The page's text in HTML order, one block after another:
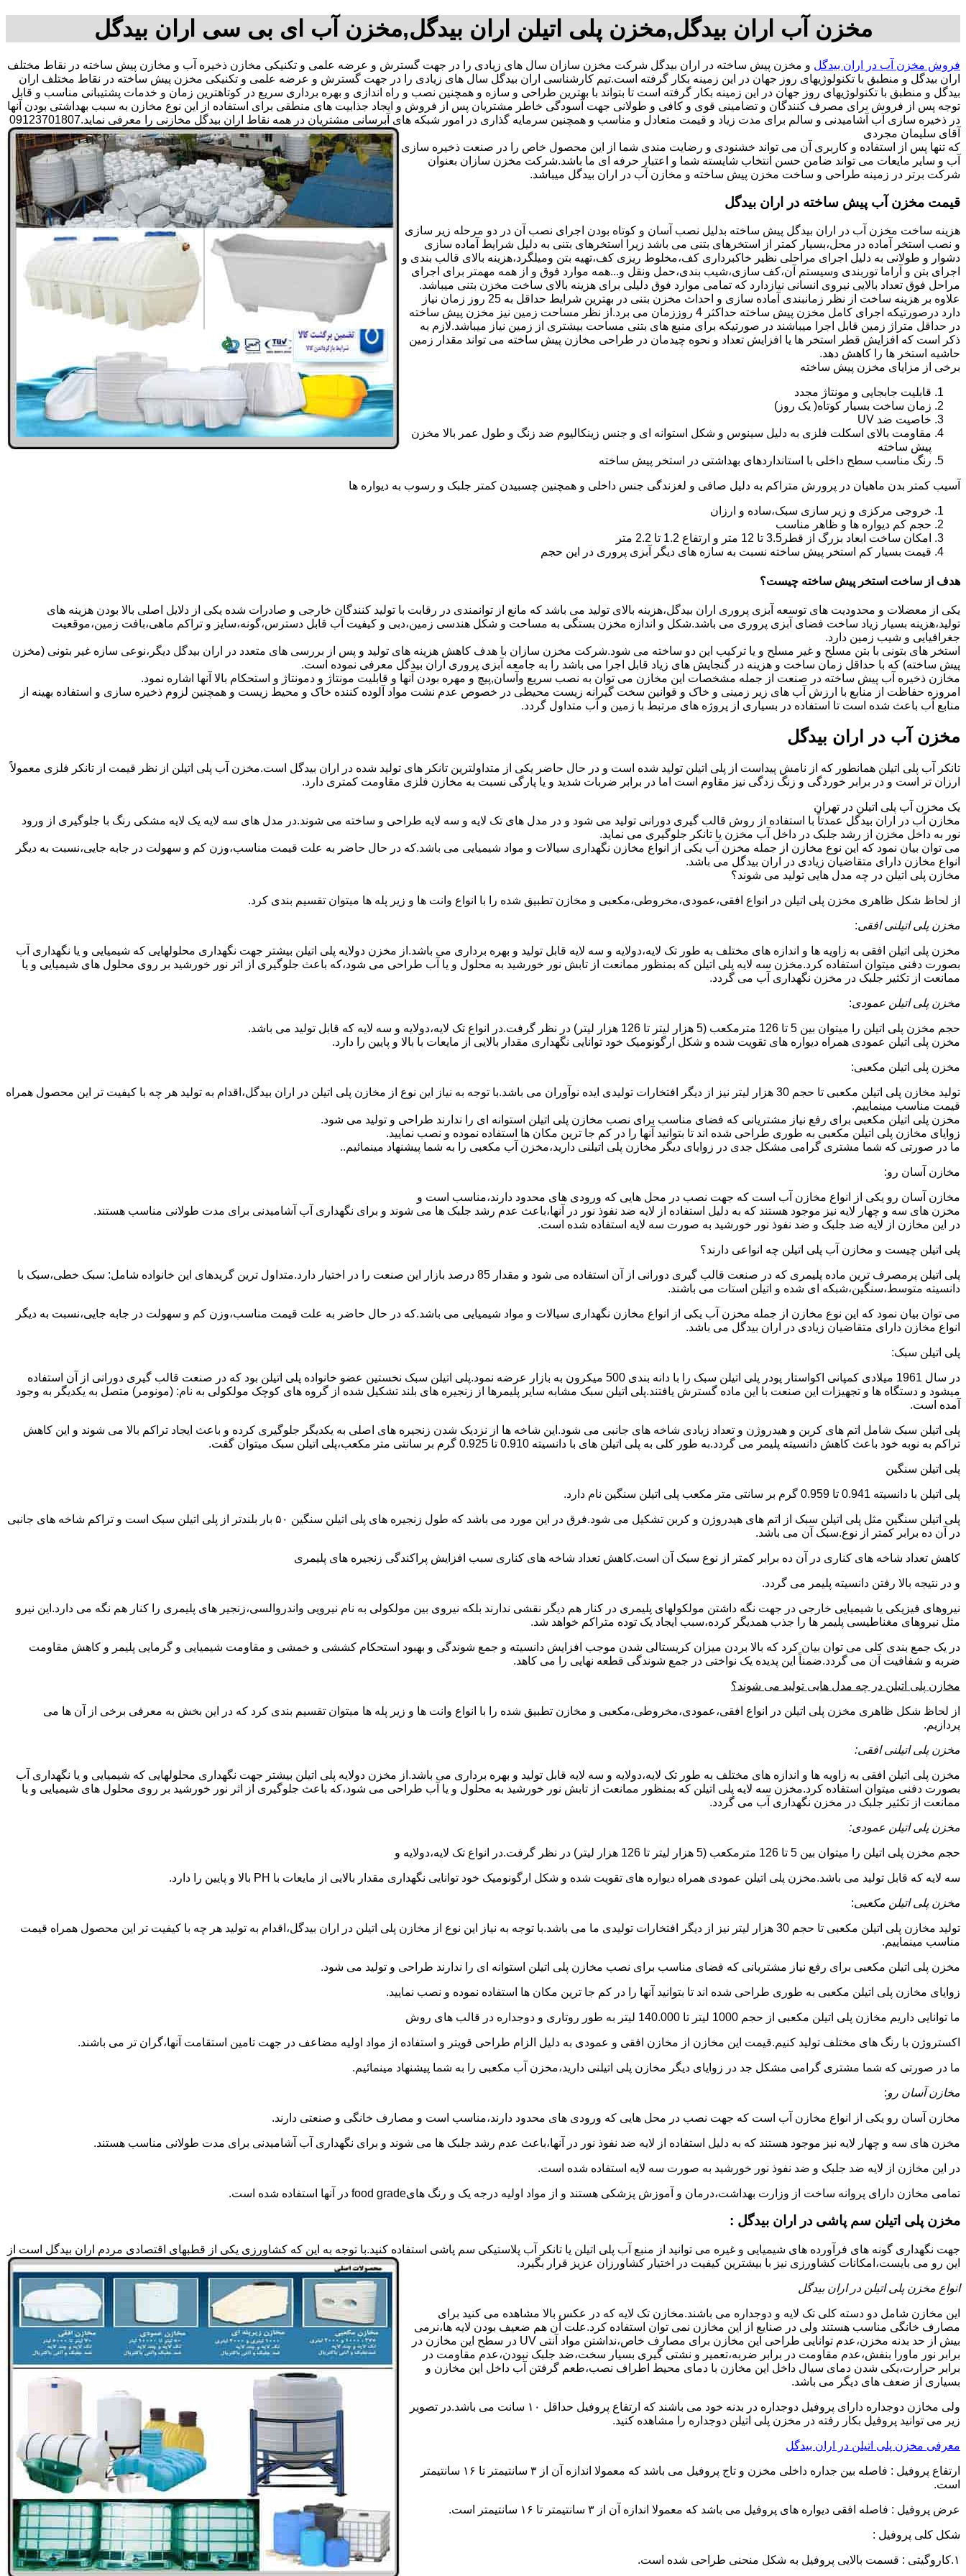
مخزن آب اران بیدگل,مخزن پلی اتیلن اران بیدگل,مخزن آب ای بی سی اران بیدگل
فروش مخزن آب در اران بیدگل و مخزن پیش ساخته در اران بیدگل شرکت مخزن سازان سال های زیادی را در جهت گسترش و عرضه علمی و تکنیکی مخازن ذخیره آب و مخازن پیش ساخته در نقاط مختلف
اران بیدگل و منطبق با تکنولوژیهای روز جهان در این زمینه بکار گرفته است.تیم کارشناسی اران بیدگل سال های زیادی را در جهت گسترش و عرضه علمی و تکنیکی مخزن پیش ساخته در نقاط مختلف اران
بیدگل و منطبق با تکنولوژیهای روز جهان در این زمینه بکار گرفته است تا بتواند با بهترین طراحی و سازه و همچنین نصب و راه اندازی و بهره برداری سریع در کوتاهترین زمان و خدمات پشتیبانی مناسب و قابل
توجه پس از فروش برای مصرف کنندگان و تضامینی قوی و کافی و طولانی جهت آسودگی خاطر مشتریان پس از فروش و ایجاد جذابیت های منطقی برای استفاده از این نوع مخازن به سبب بهداشتی بودن آنها
در ذخیره سازی آب آشامیدنی و سالم برای مدت زیاد و قیمت متعادل و مناسب و همچنین سرمایه گذاری در امور شبکه های آبرسانی مشتریان در همه نقاط اران بیدگل مخازنی را معرفی نماید.09123701807
آقای سلیمان مجردی
که تنها پس از استفاده و کاربری آن می تواند خشنودی و رضایت مندی شما از این محصول خاص را در صنعت ذخیره سازی
آب و سایر مایعات می تواند ضامن حسن انتخاب شایسته شما و اعتبار حرفه ای ما باشد.شرکت مخزن سازان بعنوان
شرکت برتر در زمینه طراحی و ساخت مخزن پیش ساخته و مخازن آب در اران بیدگل میباشد.
قیمت مخزن آب پیش ساخته در اران بیدگل
هزینه ساخت مخزن آب در اران بیدگل پیش ساخته بدلیل نصب آسان و کوتاه بودن اجرای نصب آن در دو مرحله زیر سازی
و نصب استخر آماده در محل،بسیار کمتر از استخرهای بتنی می باشد زیرا استخرهای بتنی به دلیل شرایط آماده سازی
دشوار و طولانی به دلیل اجرای مراحلی نظیر خاکبرداری کف،مخلوط ریزی کف،تهیه بتن ومیلگرد،هزینه بالای قالب بندی و
اجرای بتن و آراما توربندی وسیستم آن،کف سازی،شیب بندی،حمل ونقل و...همه موارد فوق و از همه مهمتر برای اجرای
مراحل فوق تعداد بالایی نیروی انسانی نیازدارد که تمامی موارد فوق دلیلی برای هزینه بالای ساخت مخزن بتنی میباشد.
علاوه بر هزینه ساخت از نظر زمانبندی آماده سازی و احداث مخزن بتنی در بهترین شرایط حداقل به 25 روز زمان نیاز
دارد درصورتیکه اجرای کامل مخزن پیش ساخته حداکثر 4 روززمان می برد.از نظر مساحت زمین نیز مخزن پیش ساخته
در حداقل متراژ زمین قابل اجرا میباشند در صورتیکه برای منبع های بتنی مساحت بیشتری از زمین نیاز میباشد.لازم به
ذکر است که افزایش قطر استخر ها یا افزایش تعداد و نحوه چیدمان در طراحی مخازن پیش ساخته می تواند مقدار زمین
حاشیه استخر ها را کاهش دهد.
برخی از مزایای مخزن پیش ساخته
قابلیت جابجایی و مونتاژ مجدد
زمان ساخت بسیار کوتاه( یک روز)
خاصیت ضد UV
مقاومت بالای اسکلت فلزی به دلیل سینوس و شکل استوانه ای و جنس زینکالیوم ضد زنگ و طول عمر بالا مخزن
پیش ساخته
رنگ مناسب سطح داخلی با استانداردهای بهداشتی در استخر پیش ساخته
آسیب کمتر بدن ماهیان در پرورش متراکم به دلیل صافی و لغزندگی جنس داخلی و همچنین چسبیدن کمتر جلبک و رسوب به دیواره ها
خروجی مرکزی و زیر سازی سبک،ساده و ارزان
حجم کم دیواره ها و ظاهر مناسب
امکان ساخت ابعاد بزرگ از قطر3.5 تا 12 متر و ارتفاع 1.2 تا 2.2 متر
قیمت بسیار کم استخر پیش ساخته نسبت به سازه های دیگر آبزی پروری در این حجم
هدف از ساخت استخر پیش ساخته چیست؟
یکی از معضلات و محدودیت های توسعه آبزی پروری اران بیدگل،هزینه بالای تولید می باشد که مانع از توانمندی در رقابت با تولید کنندگان خارجی و صادرات شده یکی از دلایل اصلی بالا بودن هزینه های
تولید،هزینه بسیار زیاد ساخت فضای آبزی پروری می باشد.شکل و اندازه مخزن بستگی به مساحت و شکل هندسی زمین،دبی و کیفیت آب قابل دسترس،گونه،سایز و تراکم ماهی،بافت زمین،موقعیت
جغرافیایی و شیب زمین دارد.
استخر های بتونی با بتن مسلح و غیر مسلح و یا ترکیب این دو ساخته می شود.شرکت مخزن سازان با هدف کاهش هزینه های تولید و پس از بررسی های متعدد در اران بیدگل دیگر،نوعی سازه غیر بتونی (مخزن
پیش ساخته) که با حداقل زمان ساخت و هزینه در گنجایش های زیاد قابل اجرا می باشد را به جامعه آبزی پروری اران بیدگل معرفی نموده است.
مخازن ذخیره آب پیش ساخته در صنعت از جمله مشخصات این مخازن می توان به نصب سریع وآسان,پیچ و مهره بودن آنها و قابلیت مونتاژ و دمونتاژ و استحکام بالا آنها اشاره نمود.
امروزه حفاظت از منابع با ارزش آب های زیر زمینی و خاک و قوانین سخت گیرانه زیست محیطی در خصوص عدم نشت مواد آلوده کننده خاک و محیط زیست و همچنین لزوم ذخیره سازی و استفاده بهینه از
منابع آب باعث شده است تا استفاده در بسیاری از پروژه های مرتبط با زمین و آب متداول گردد.
مخزن آب در اران بیدگل
تانکر آب پلی اتیلن همانطور که از نامش پیداست از پلی اتیلن تولید شده است و در حال حاضر یکی از متداولترین تانکر های تولید شده در اران بیدگل است.مخزن آب پلی اتیلن از نظر قیمت از تانکر فلزی معمولاً
ارزان تر است و در برابر خوردگی و زنگ زدگی نیز مقاوم است اما در برابر ضربات شدید و یا پارگی نسبت به مخازن فلزی مقاومت کمتری دارد.
یک مخزن آب پلی اتیلن در تهران
مخازن آب در اران بیدگل عمدتاً با استفاده از روش قالب گیری دورانی تولید می شود و در مدل های تک لایه و سه لایه طراحی و ساخته می شوند.در مدل های سه لایه یک لایه مشکی رنگ با جلوگیری از ورود
نور به داخل مخزن از رشد جلبک در داخل آب مخزن یا تانکر جلوگیری می نماید.
می توان بیان نمود که این نوع مخازن از جمله مخزن آب یکی از انواع مخازن نگهداری سیالات و مواد شیمیایی می باشد.که در حال حاضر به علت قیمت مناسب،وزن کم و سهولت در جابه جایی،نسبت به دیگر
انواع مخازن دارای متقاضیان زیادی در اران بیدگل می باشد.
مخازن پلی اتیلن در چه مدل هایی تولید می شوند؟
از لحاظ شکل ظاهری مخزن پلی اتیلن در انواع افقی،عمودی،مخروطی،مکعبی و مخازن تطبیق شده را با انواع وانت ها و زیر پله ها میتوان تقسیم بندی کرد.
مخزن پلی اتیلنی افقی:
مخزن پلی اتیلن افقی به زاویه ها و اندازه های مختلف به طور تک لایه،دولایه و سه لایه قابل تولید و بهره برداری می باشد.از مخزن دولایه پلی اتیلن بیشتر جهت نگهداری محلولهایی که شیمیایی و یا نگهداری آب
بصورت دفنی میتوان استفاده کرد.مخزن سه لایه پلی اتیلن که بمنظور ممانعت از تابش نور خورشید به محلول و یا آب طراحی می شود،که باعث جلوگیری از اثر نور خورشید بر روی محلول های شیمیایی و یا
ممانعت از تکثیر جلبک در مخزن نگهداری آب می گردد.
مخزن پلی اتیلن عمودی:
حجم مخزن پلی اتیلن را میتوان بین 5 تا 126 مترمکعب (5 هزار لیتر تا 126 هزار لیتر) در نظر گرفت.در انواع تک لایه،دولایه و سه لایه که قابل تولید می باشد.
مخزن پلی اتیلن عمودی همراه دیواره های تقویت شده و شکل ارگونومیک خود توانایی نگهداری مقدار بالایی از مایعات با بالا و پایین را دارد.
مخزن پلی اتیلن مکعبی:
تولید مخازن پلی اتیلن مکعبی تا حجم 30 هزار لیتر نیز از دیگر افتخارات تولیدی ایده نوآوران می باشد.با توجه به نیاز این نوع از مخازن پلی اتیلن در اران بیدگل،اقدام به تولید هر چه با کیفیت تر این محصول همراه
قیمت مناسب مینماییم.
مخزن پلی اتیلن مکعبی برای رفع نیاز مشتریانی که فضای مناسب برای نصب مخازن پلی اتیلن استوانه ای را ندارند طراحی و تولید می شود.
زوایای مخازن پلی اتیلن مکعبی به طوری طراحی شده اند تا بتوانید آنها را در کم جا ترین مکان ها استفاده نموده و نصب نمایید.
ما در صورتی که شما مشتری گرامی مشکل جدی در زوایای دیگر مخازن پلی اتیلنی دارید،مخزن آب مکعبی را به شما پیشنهاد مینمائیم..
مخازن آسان رو:
مخازن آسان رو یکی از انواع مخازن آب است که جهت نصب در محل هایی که ورودی های محدود دارند،مناسب است و
مخزن های سه و چهار لایه نیز موجود هستند که به دلیل استفاده از لایه ضد نفوذ نور در آنها،باعث عدم رشد جلبک ها می شوند و برای نگهداری آب آشامیدنی برای مدت طولانی مناسب هستند.
در این مخازن از لایه ضد جلبک و ضد نفوذ نور خورشید به صورت سه لایه استفاده شده است.
پلی اتیلن چیست و مخازن آب پلی اتیلن چه انواعی دارند؟
پلی اتیلن پرمصرف ترین ماده پلیمری که در صنعت قالب گیری دورانی از آن استفاده می شود و مقدار 85 درصد بازار این صنعت را در اختیار دارد.متداول ترین گریدهای این خانواده شامل: سبک خطی،سبک با
دانسیته متوسط،سنگین،شبکه ای شده و اتیلن استات می باشند.
می توان بیان نمود که این نوع مخازن از جمله مخزن آب یکی از انواع مخازن نگهداری سیالات و مواد شیمیایی می باشد.که در حال حاضر به علت قیمت مناسب،وزن کم و سهولت در جابه جایی،نسبت به دیگر
انواع مخازن دارای متقاضیان زیادی در اران بیدگل می باشد.
پلی اتیلن سبک:
در سال 1961 میلادی کمپانی اکواستار پودر پلی اتیلن سبک را با دانه بندی 500 میکرون به بازار عرضه نمود.پلی اتیلن سبک نخستین عضو خانواده پلی اتیلن بود که در صنعت قالب گیری دورانی از آن استفاده
میشود و دستگاه ها و تجهیزات این صنعت با این ماده گسترش یافتند.پلی اتیلن سبک مشابه سایر پلیمرها از زنجیره های بلند تشکیل شده از گروه های کوچک مولکولی به نام: (مونومر) متصل به یکدیگر به وجود
آمده است.
پلی اتیلن سبک شامل اتم های کربن و هیدروژن و تعداد زیادی شاخه های جانبی می شود.این شاخه ها از نزدیک شدن زنجیره های اصلی به یکدیگر جلوگیری کرده و باعث ایجاد تراکم بالا می شوند و این کاهش
تراکم به نوبه خود باعث کاهش دانسیته پلیمر می گردد.به طور کلی به پلی اتیلن های با دانسیته 0.910 تا 0.925 گرم بر سانتی متر مکعب،پلی اتیلن سبک میتوان گفت.
پلی اتیلن سنگین
پلی اتیلن با دانسیته 0.941 تا 0.959 گرم بر سانتی متر مکعب پلی اتیلن سنگین نام دارد.
پلی اتیلن سنگین مثل پلی اتیلن سبک از اتم های هیدروژن و کربن تشکیل می شود.فرق در این مورد می باشد که طول زنجیره های پلی اتیلن سنگین ۵۰ بار بلندتر از پلی اتیلن سبک است و تراکم شاخه های جانبی
در آن ده برابر کمتر از نوع.سبک آن می باشد.
کاهش تعداد شاخه های کناری در آن ده برابر کمتر از نوع سبک آن است.کاهش تعداد شاخه های کناری سبب افزایش پراکندگی زنجیره های پلیمری
و در نتیجه بالا رفتن دانسیته پلیمر می گردد.
نیروهای فیزیکی یا شیمیایی خارجی در جهت نگه داشتن مولکولهای پلیمری در کنار هم دیگر نقشی ندارند بلکه نیروی بین مولکولی به نام نیرویی واندروالسی،زنجیر های پلیمری را کنار هم نگه می دارد.این نیرو
مثل نیروهای مغناطیسی پلیمر ها را جذب همدیگر کرده،سبب ایجاد یک توده متراکم خواهد شد.
در یک جمع بندی کلی می توان بیان کرد که بالا بردن میزان کریستالی شدن موجب افزایش دانسیته و جمع شوندگی و بهبود استحکام کششی و خمشی و مقاومت شیمیایی و گرمایی پلیمر و کاهش مقاومت
ضربه و شفافیت آن می گردد.ضمناً این پدیده یک نواختی در جمع شوندگی قطعه نهایی را می کاهد.
مخازن پلی اتیلن در چه مدل هایی تولید می شوند؟
از لحاظ شکل ظاهری مخزن پلی اتیلن در انواع افقی،عمودی،مخروطی،مکعبی و مخازن تطبیق شده را با انواع وانت ها و زیر پله ها میتوان تقسیم بندی کرد که در این بخش به معرفی برخی از آن ها می
پردازیم.
مخزن پلی اتیلنی افقی:
مخزن پلی اتیلن افقی به زاویه ها و اندازه های مختلف به طور تک لایه،دولایه و سه لایه قابل تولید و بهره برداری می باشد.از مخزن دولایه پلی اتیلن بیشتر جهت نگهداری محلولهایی که شیمیایی و یا نگهداری آب
بصورت دفنی میتوان استفاده کرد.مخزن سه لایه پلی اتیلن که بمنظور ممانعت از تابش نور خورشید به محلول و یا آب طراحی می شود،که باعث جلوگیری از اثر نور خورشید بر روی محلول های شیمیایی و یا
ممانعت از تکثیر جلبک در مخزن نگهداری آب می گردد.
مخزن پلی اتیلن عمودی:
حجم مخزن پلی اتیلن را میتوان بین 5 تا 126 مترمکعب (5 هزار لیتر تا 126 هزار لیتر) در نظر گرفت.در انواع تک لایه،دولایه و
سه لایه که قابل تولید می باشد.مخزن پلی اتیلن عمودی همراه دیواره های تقویت شده و شکل ارگونومیک خود توانایی نگهداری مقدار بالایی از مایعات با PH بالا و پایین را دارد.
مخزن پلی اتیلن مکعبی:
تولید مخازن پلی اتیلن مکعبی تا حجم 30 هزار لیتر نیز از دیگر افتخارات تولیدی ما می باشد.با توجه به نیاز این نوع از مخازن پلی اتیلن در اران بیدگل،اقدام به تولید هر چه با کیفیت تر این محصول همراه قیمت
مناسب مینماییم.
مخزن پلی اتیلن مکعبی برای رفع نیاز مشتریانی که فضای مناسب برای نصب مخازن پلی اتیلن استوانه ای را ندارند طراحی و تولید می شود.
زوایای مخازن پلی اتیلن مکعبی به طوری طراحی شده اند تا بتوانید آنها را در کم جا ترین مکان ها استفاده نموده و نصب نمایید.
ما توانایی داریم مخازن پلی اتیلن مکعبی از حجم 1000 لیتر تا 140.000 لیتر به طور روتاری و دوجداره در قالب های روش
اکستروژن با رنگ های مختلف تولید کنیم.قیمت این مخازن از مخازن افقی و عمودی به دلیل الزام طراحی قویتر و استفاده از مواد اولیه مضاعف در جهت تامین استقامت آنها،گران تر می باشند.
ما در صورتی که شما مشتری گرامی مشکل جد در زوایای دیگر مخازن پلی اتیلنی دارید،مخزن آب مکعبی را به شما پیشنهاد مینمائیم.
مخازن آسان رو:
مخازن آسان رو یکی از انواع مخازن آب است که جهت نصب در محل هایی که ورودی های محدود دارند،مناسب است و مصارف خانگی و صنعتی دارند.
مخزن های سه و چهار لایه نیز موجود هستند که به دلیل استفاده از لایه ضد نفوذ نور در آنها،باعث عدم رشد جلبک ها می شوند و برای نگهداری آب آشامیدنی برای مدت طولانی مناسب هستند.
در این مخازن از لایه ضد جلبک و ضد نفوذ نور خورشید به صورت سه لایه استفاده شده است.
تمامی مخازن دارای پروانه ساخت از وزارت بهداشت،درمان و آموزش پزشکی هستند و از مواد اولیه درجه یک و رنگ هایfood grade در آنها استفاده شده است.
مخزن پلی اتیلن سم پاشی در اران بیدگل :
جهت نگهداری گونه های فرآورده های شیمیایی و غیره می توانید از منبع آب پلی اتیلن یا تانکر آب پلاستیکی سم پاشی استفاده کنید.با توجه به این که کشاورزی یکی از قطبهای اقتصادی مردم اران بیدگل است از
این رو می بایست،امکانات کشاورزی نیز با بیشترین کیفیت در اختیار کشاورزان عزیز قرار بگیرد.
انواع مخزن پلی اتیلن در اران بیدگل
این مخازن شامل دو دسته کلی تک لایه و دوجداره می باشند.مخازن تک لایه که در عکس بالا مشاهده می کنید برای
مصارف خانگی مناسب هستند ولی در صنایع از این مخازن نمی توان استفاده کرد.علت آن هم ضعیف بودن لایه ها،نرمی
بیش از حد بدنه مخزن،عدم توانایی طراحی این مخازن برای مصارف خاص،نداشتن مواد آنتی UV در سطح این مخازن در
برابر نور ماورا بنفش،عدم مقاومت در برابر ضربه،تعمیر و نشتی گیری بسیار سخت،ضد جلبک نبودن،عدم مقاومت در
برابر حرارت،یکی شدن دمای سیال داخل این مخازن با دمای محیط اطراف نصب،طعم گرفتن آب داخل این مخازن و
بسیاری از ضعف های دیگر می باشد.
ولی مخازن دوجداره دارای پروفیل دوجداره در بدنه خود می باشند که ارتفاع پروفیل حداقل ۱۰ سانت می باشد.در تصویر
زیر می توانید پروفیل بکار رفته در مخزن پلی اتیلن دوجداره را مشاهده کنید.
معرفی مخزن پلی اتیلن در اران بیدگل
ارتفاع پروفیل : فاصله بین جداره داخلی مخزن و تاج پروفیل می باشد که معمولا اندازه آن از ۳ سانتیمتر تا ۱۶ سانتیمتر
است.
عرض پروفیل : فاصله افقی دیواره های پروفیل می باشد که معمولا اندازه آن از ۳ سانتیمتر تا ۱۶ سانتیمتر است.
شکل کلی پروفیل :
۱.کاروگیتی : قسمت بالایی پروفیل به شکل منحنی طراحی شده است.